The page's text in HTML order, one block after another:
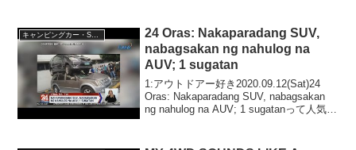
ウトドアー好き2...
24 Oras: Nakaparadang SUV,
nabagsakan ng nahulog na
AUV; 1 sugatan
1:アウトドアー好き2020.09.12(Sat)24
Oras: Nakaparadang SUV, nabagsakan
ng nahulog na AUV; 1 sugatanって人気で